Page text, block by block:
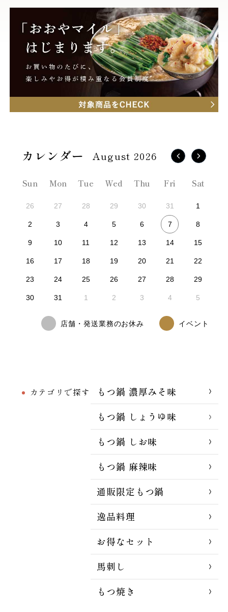
カテゴリで探す
もつ鍋 濃厚みそ味
もつ鍋 しょうゆ味
もつ鍋 しお味
もつ鍋 麻辣味
通販限定もつ鍋
逸品料理
お得なセット
馬刺し
もつ焼き
August 2026
Sun Mon Tue Wed Thu Fri Sat
26 27 28 29 30 31 1
2 3 4 5 6 7 8
9 10 11 12 13 14 15
16 17 18 19 20 21 22
23 24 25 26 27 28 29
30 31 1 2 3 4 5
店舗・発送業務のお休み イベント